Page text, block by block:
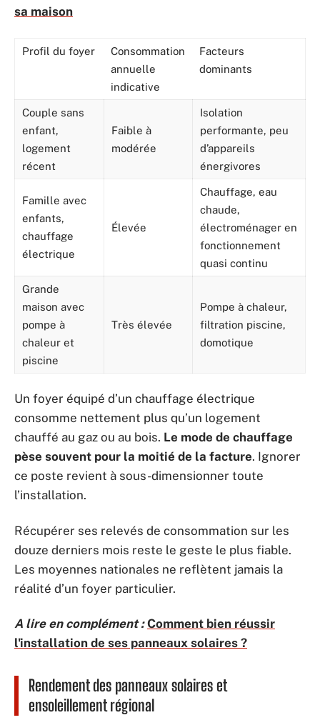
sa maison
Profil du foyer
Consommation
annuelle
indicative
Facteurs
dominants
Couple sans
enfant,
logement
récent
Faible à
modérée
Isolation
performante, peu
d’appareils
énergivores
Famille avec
enfants,
chauffage
électrique
Élevée
Chauffage, eau
chaude,
électroménager en
fonctionnement
quasi continu
Grande
maison avec
pompe à
chaleur et
piscine
Très élevée
Pompe à chaleur,
filtration piscine,
domotique
Un foyer équipé d’un chauffage électrique
consomme nettement plus qu’un logement
chauffé au gaz ou au bois. Le mode de chauffage
pèse souvent pour la moitié de la facture. Ignorer
ce poste revient à sous-dimensionner toute
l’installation.
Récupérer ses relevés de consommation sur les
douze derniers mois reste le geste le plus fiable.
Les moyennes nationales ne reflètent jamais la
réalité d’un foyer particulier.
A lire en complément : Comment bien réussir
l'installation de ses panneaux solaires ?
Rendement des panneaux solaires et
ensoleillement régional